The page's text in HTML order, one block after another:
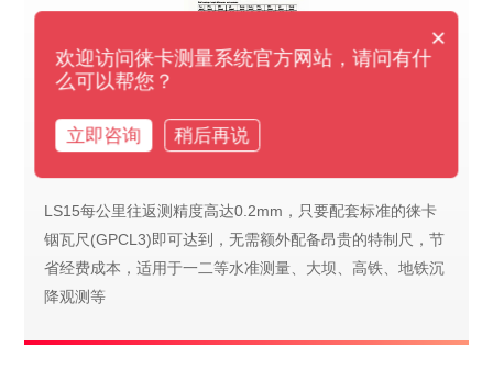
0.2mm/km精度
LS15每公里往返测精度高达0.2mm，只要配套标准的徕卡
铟瓦尺(GPCL3)即可达到，无需额外配备昂贵的特制尺，节
省经费成本，适用于一二等水准测量、大坝、高铁、地铁沉
降观测等
×
欢迎访问徕卡测量系统官方网站，请问有什
么可以帮您？
立即咨询 稍后再说